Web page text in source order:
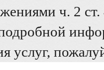
ч. 2
услуг,